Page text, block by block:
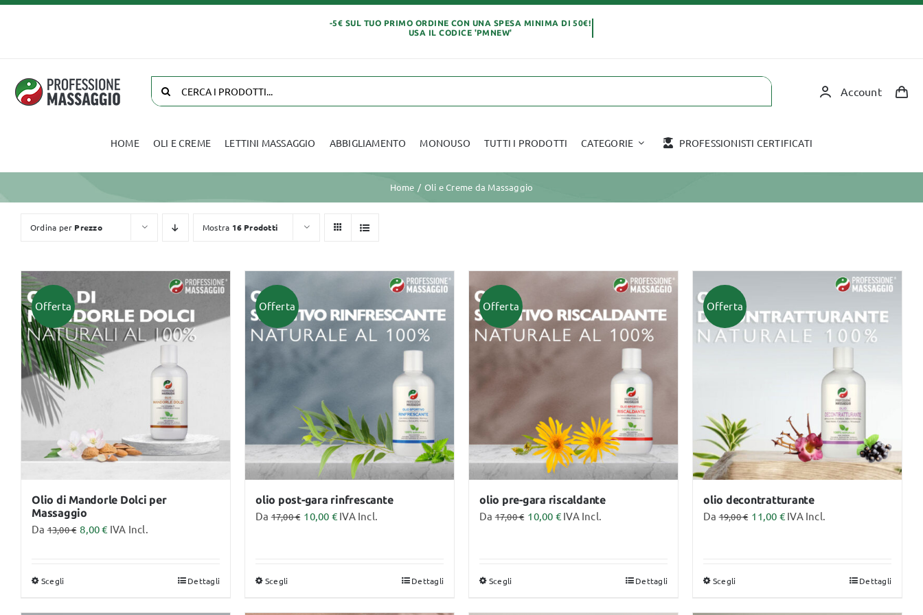
Salta
Cerca
per:
Account
HOME OLI E CREME LETTINI MASSAGGIO ABBIGLIAMENTO MONOUSO TUTTI I PRODOTTI CATEGORIE
Monouso Dpi
TAPING
GHIACCIO
MADERO TERAPIA
PROFESSIONALE
MASSAGGIATORE
CERTIFICATO
PROFESSIONISTI CERTIFICATI
Home Oli e Creme da Massaggio
Ordina per Prezzo Mostra 16 Prodotti
Offerta
Olio di Mandorle Dolci per
Massaggio
Da13,00€ 8,00€ IVA Incl.
Scegli Dettagli
Offerta
olio post-gara rinfrescante
Da17,00€ 10,00 €IVA Incl.
Scegli Dettagli
Offerta
olio pre-gara riscaldante
Da17,00€ 10,00 €IVA Incl.
Scegli Dettagli
Offerta
olio decontratturante
Da19,00€ 11,00 €IVA Incl.
Scegli Dettagli